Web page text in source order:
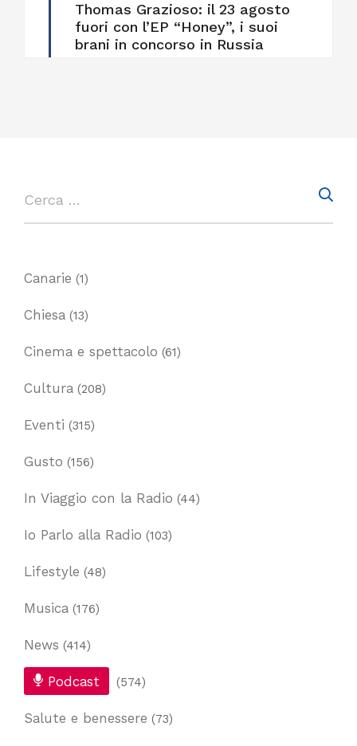
Thomas Grazioso: il 23 agosto
fuori con l’EP “Honey”, i suoi
brani in concorso in Russia
Canarie (1)
Chiesa (13)
Cinema e spettacolo (61)
Cultura (208)
Eventi (315)
Gusto (156)
In Viaggio con la Radio (44)
Io Parlo alla Radio (103)
Lifestyle (48)
Musica (176)
News (414)
Podcast (574)
Salute e benessere (73)